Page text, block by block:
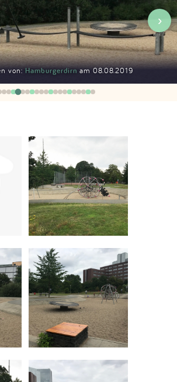
Kontakt
Impressum
Anmelden
von: Hamburgerdirnam 08.08.2019
›